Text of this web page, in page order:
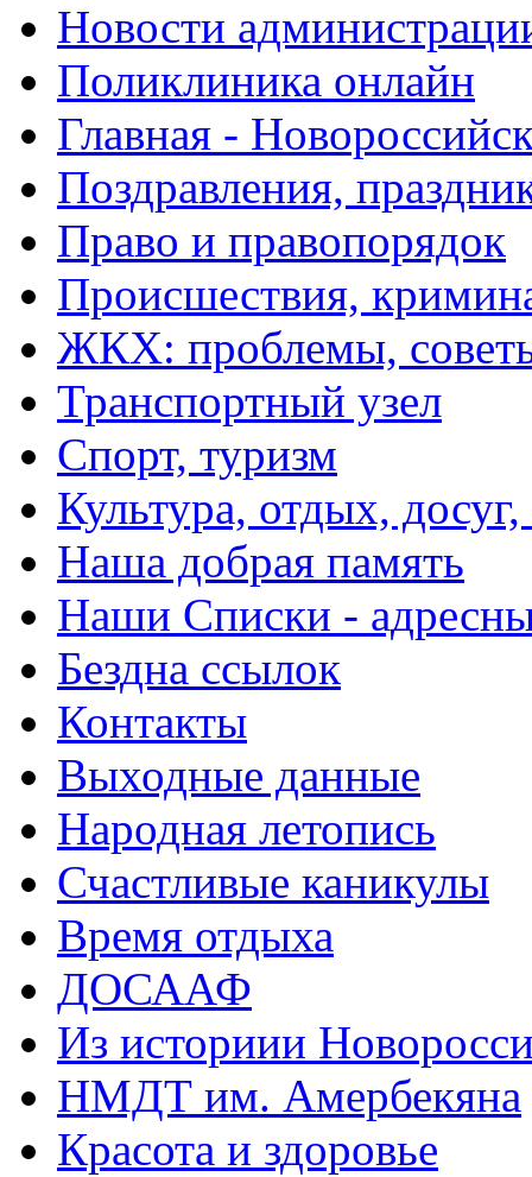
Новости
Поликлиника онлайн
Главная -
Поздравления,
Право и правопорядок
Происшествия,
ЖКХ: проблемы,
Транспортный узел
Спорт, туризм
Культура, отдых,
Наша добрая память
Наши Списки -
Бездна ссылок
Контакты
Выходные данные
Народная летопись
Счастливые каникулы
Время отдыха
ДОСААФ
Из историии
НМДТ им. Амербекяна
Красота и здоровье